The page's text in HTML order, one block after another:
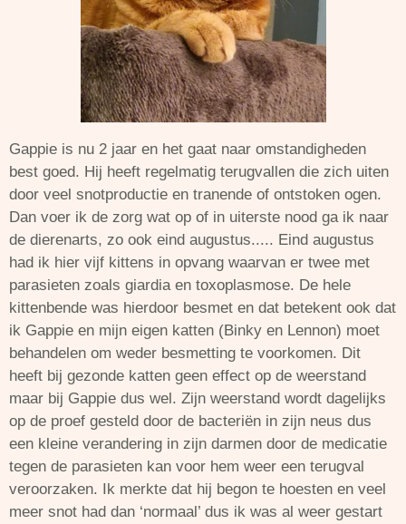
Gappie is nu 2 jaar en het gaat naar omstandigheden
best goed. Hij heeft regelmatig terugvallen die zich uiten
door veel snotproductie en tranende of ontstoken ogen.
Dan voer ik de zorg wat op of in uiterste nood ga ik naar
de dierenarts, zo ook eind augustus..... Eind augustus
had ik hier vijf kittens in opvang waarvan er twee met
parasieten zoals giardia en toxoplasmose. De hele
kittenbende was hierdoor besmet en dat betekent ook dat
ik Gappie en mijn eigen katten (Binky en Lennon) moet
behandelen om weder besmetting te voorkomen. Dit
heeft bij gezonde katten geen effect op de weerstand
maar bij Gappie dus wel. Zijn weerstand wordt dagelijks
op de proef gesteld door de bacteriën in zijn neus dus
een kleine verandering in zijn darmen door de medicatie
tegen de parasieten kan voor hem weer een terugval
veroorzaken. Ik merkte dat hij begon te hoesten en veel
meer snot had dan ‘normaal’ dus ik was al weer gestart